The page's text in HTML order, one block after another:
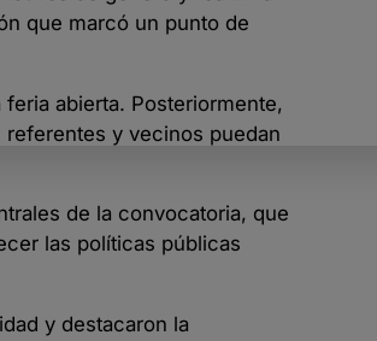
que marcó un punto de
abierta. Posteriormente,
referentes y vecinos puedan
de la convocatoria, que
las políticas públicas
y destacaron la